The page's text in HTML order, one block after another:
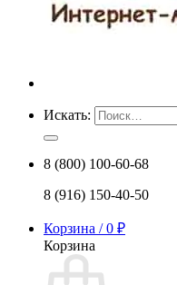
Искать:
8 (800) 100-60-68
8 (916) 150-40-50
Корзина /0 ₽
Корзина